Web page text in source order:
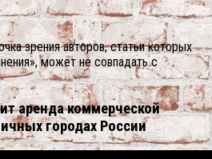
зрения авторов, статьи которых
может не совпадать с
аренда коммерческой
городах России